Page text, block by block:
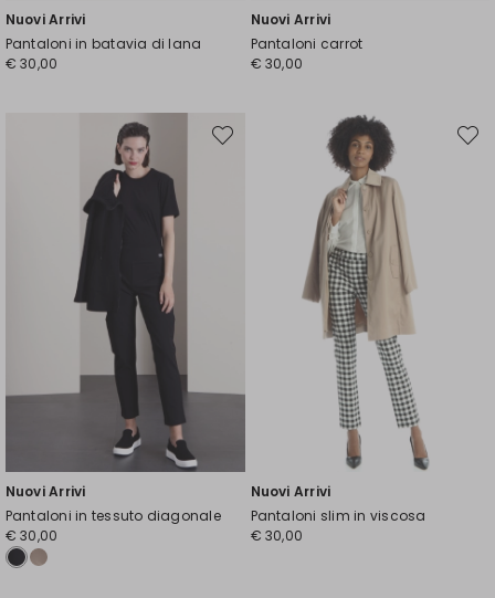
Nuovi Arrivi
Pantaloni in batavia di lana
€ 30,00
Nuovi Arrivi
Pantaloni carrot
€ 30,00
Nuovi Arrivi
Pantaloni in tessuto diagonale
€ 30,00
Sposta
Nuovi Arrivi
Pantaloni slim in viscosa
€ 30,00